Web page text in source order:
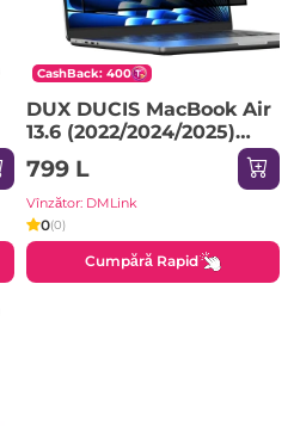
CashBack: 400
DUX DUCIS MacBook Air
13.6 (2022/2024/2025)
Privacy Screen
Protector LENO, Black
799 L
Vînzător: DMLink
0(0)
Cumpără Rapid